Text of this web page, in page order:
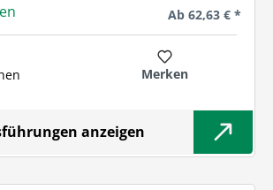
Regulärer Preis:
Ab 62,63 € *
Merken
anzeigen